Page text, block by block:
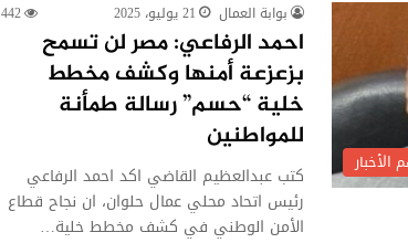
الأخبار
بوابة العمال 21 يوليو، 2025 442
احمد الرفاعي: مصر لن تسمح
بزعزعة أمنها وكشف مخطط
خلية “حسم” رسالة طمأنة
للمواطنين
كتب عبدالعظيم القاضي اكد احمد الرفاعي
رئيس اتحاد محلي عمال حلوان، ان نجاح قطاع
الأمن الوطني في كشف مخطط خلية…